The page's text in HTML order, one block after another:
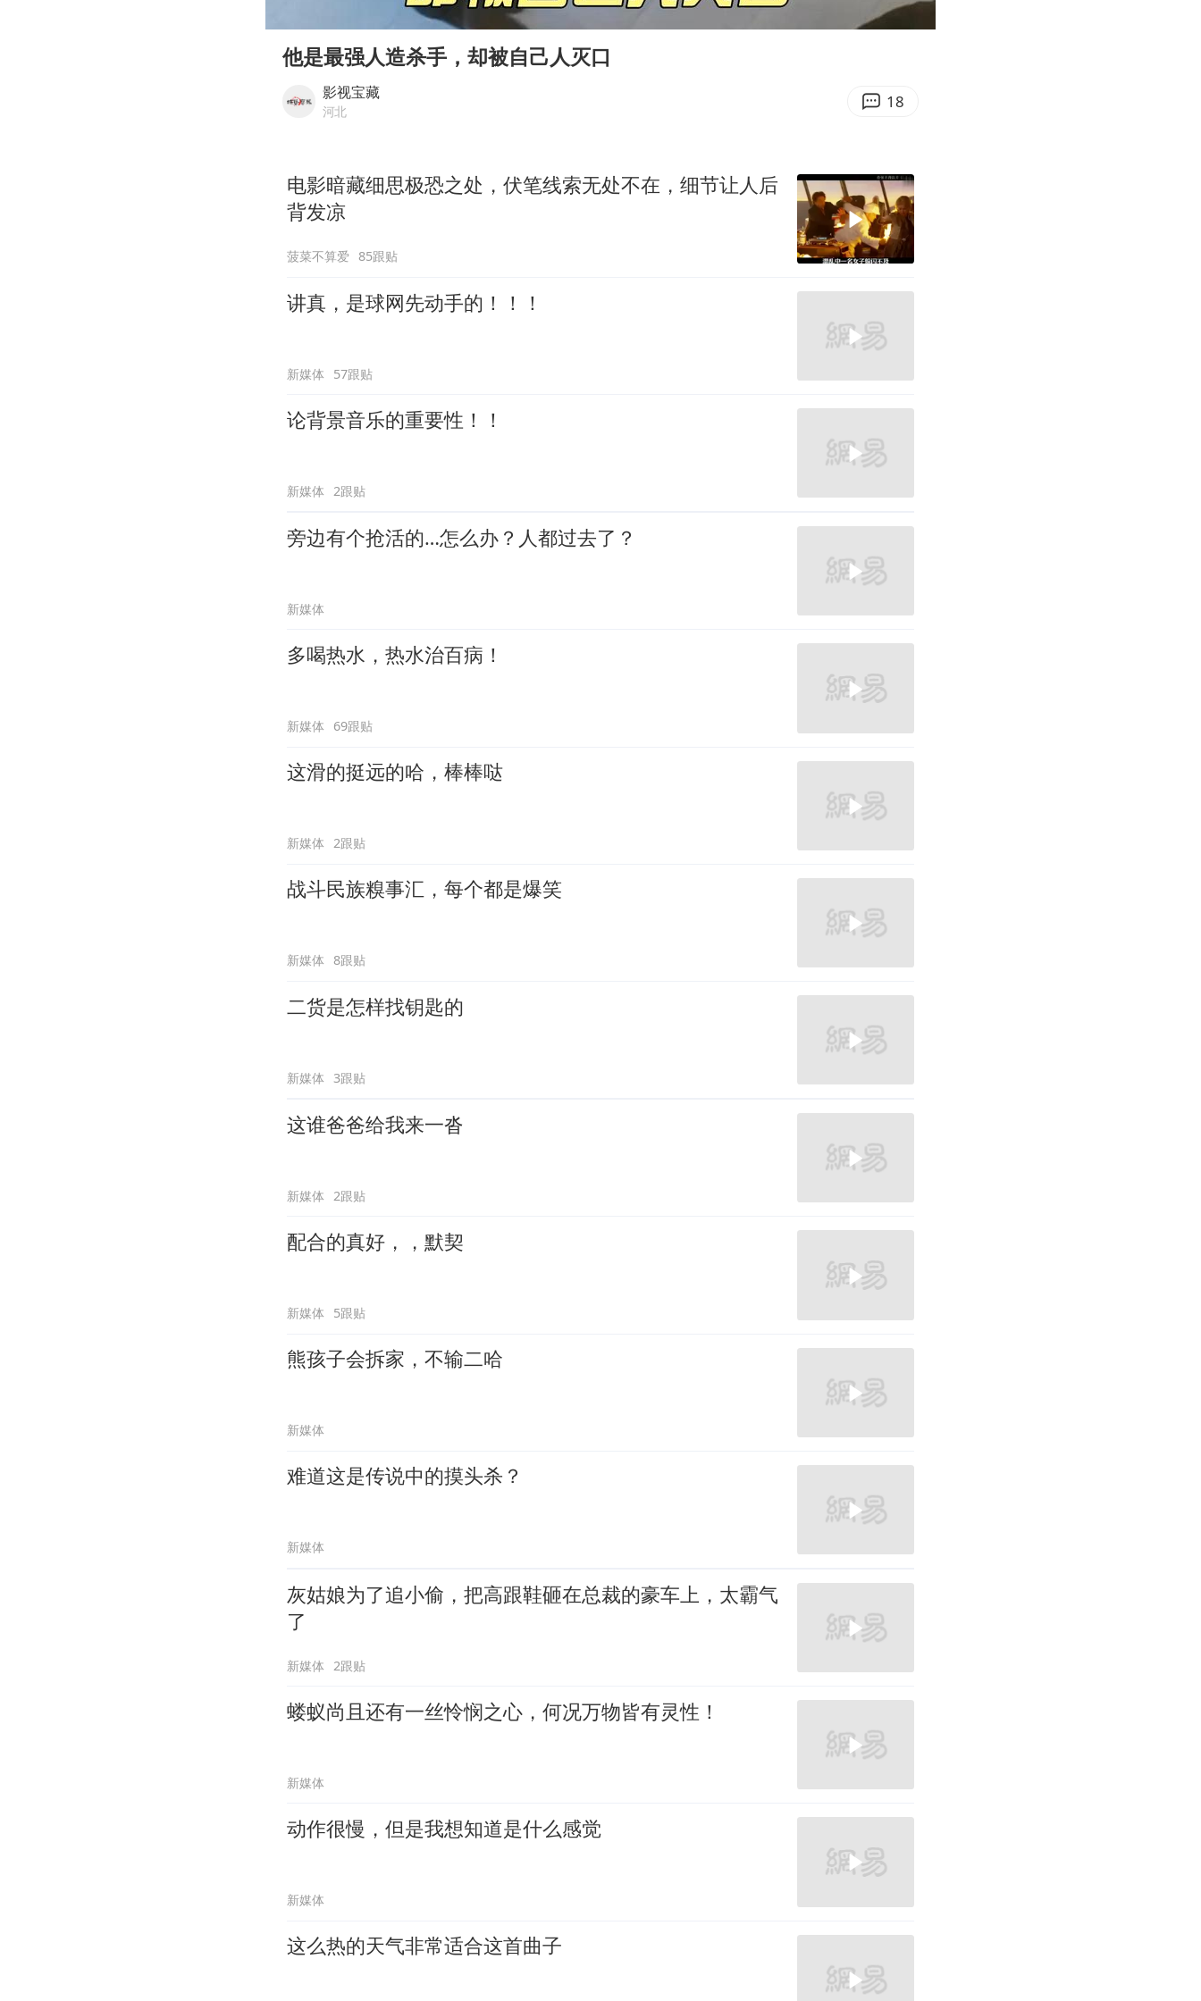
《龙餐馆》 冲奖
国足U17与阿森纳决赛取消 并列冠军
奋力开创中国式现代化建设新局面
他是最强人造杀手，却被自己人灭口
影视宝藏
河北 18
电影暗藏细思极恐之处，伏笔线索无处不在，细节让人后
背发凉
菠菜不算爱 85跟贴
讲真，是球网先动手的！！！
新媒体 57跟贴
论背景音乐的重要性！！
新媒体 2跟贴
旁边有个抢活的…怎么办？人都过去了？
新媒体
多喝热水，热水治百病！
新媒体 69跟贴
这滑的挺远的哈，棒棒哒
新媒体 2跟贴
战斗民族糗事汇，每个都是爆笑
新媒体 8跟贴
二货是怎样找钥匙的
新媒体 3跟贴
这谁爸爸给我来一沓
新媒体 2跟贴
配合的真好，，默契
新媒体 5跟贴
熊孩子会拆家，不输二哈
新媒体
难道这是传说中的摸头杀？
新媒体
灰姑娘为了追小偷，把高跟鞋砸在总裁的豪车上，太霸气
了
新媒体 2跟贴
蝼蚁尚且还有一丝怜悯之心，何况万物皆有灵性！
新媒体
动作很慢，但是我想知道是什么感觉
新媒体
这么热的天气非常适合这首曲子